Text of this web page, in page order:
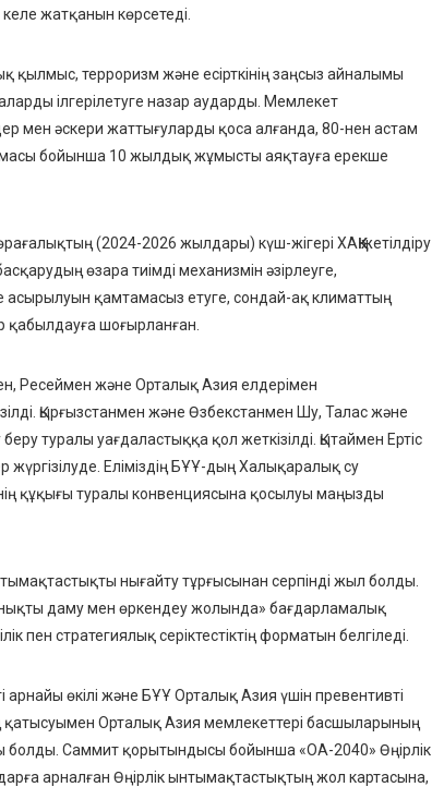
жатқанын көрсетеді.
қылмыс, терроризм және есірткінің заңсыз айналымы
ілгерілетуге назар аударды. Мемлекет
мен әскери жаттығуларды қоса алғанда, 80-нен астам
бойынша 10 жылдық жұмысты аяқтауға ерекше
(2024-2026 жылдары) күш-жігері ХАҚҚ жетілдіру
өзара тиімді механизмін әзірлеуге,
қамтамасыз етуге, сондай-ақ климаттың
қабылдауға шоғырланған.
Ресеймен және Орталық Азия елдерімен
Қырғызстанмен және Өзбекстанмен Шу, Талас және
туралы уағдаластыққа қол жеткізілді. Қытаймен Ертіс
Еліміздің БҰҰ-дың Халықаралық су
құқығы туралы конвенциясына қосылуы маңызды
нығайту тұрғысынан серпінді жыл болды.
даму мен өркендеу жолында» бағдарламалық
пен стратегиялық серіктестіктің форматын белгіледі.
өкілі және БҰҰ Орталық Азия үшін превентивті
қатысуымен Орталық Азия мемлекеттері басшыларының
болды. Саммит қорытындысы бойынша «ОА-2040» Өңірлік
арналған Өңірлік ынтымақтастықтың жол картасына,